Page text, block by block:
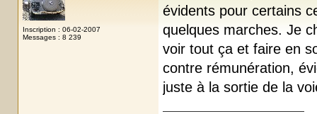
Inscription : 06-02-2007
Messages : 8 239
évidents pour certains
quelques marches. Je
voir tout ça et faire en
contre rémunération,
juste à la sortie de la